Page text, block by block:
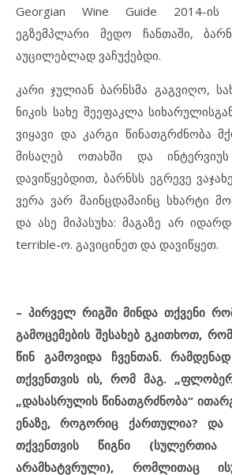
Georgian Wine Guide 2014-
ეგზემპლარი მედო ჩანთაში,
აუცილებლად ვაჩუქებდი.
კარი ჯულიან ბარნსმა გაგვიღო,
ნიკის სახე შეეფაკლა
ვიყავი და კარგი წინათგრძნობა
მისაღებ ოთახში და
დავიწყებდით, ბარნსს ეგრევე
ვერა ვარ მაინცდამაინც სხარტი
და ასე მიპასუხა: მაგაზე არ
terrible-ო. გავიცინეთ და დავიწყეთ.
– პირველ რიგში მინდა თქვენი
გამოცემების შესახებ გკითხოთ,
წინ გამოვიდა ჩვენთან.
თქვენთვის ის, რომ მაგ.
„დასასრულის წინათგრძნობა“
ენაზე, როგორიც ქართულია? და
თქვენთვის წიგნი
არამხატვრული), რომლითაც